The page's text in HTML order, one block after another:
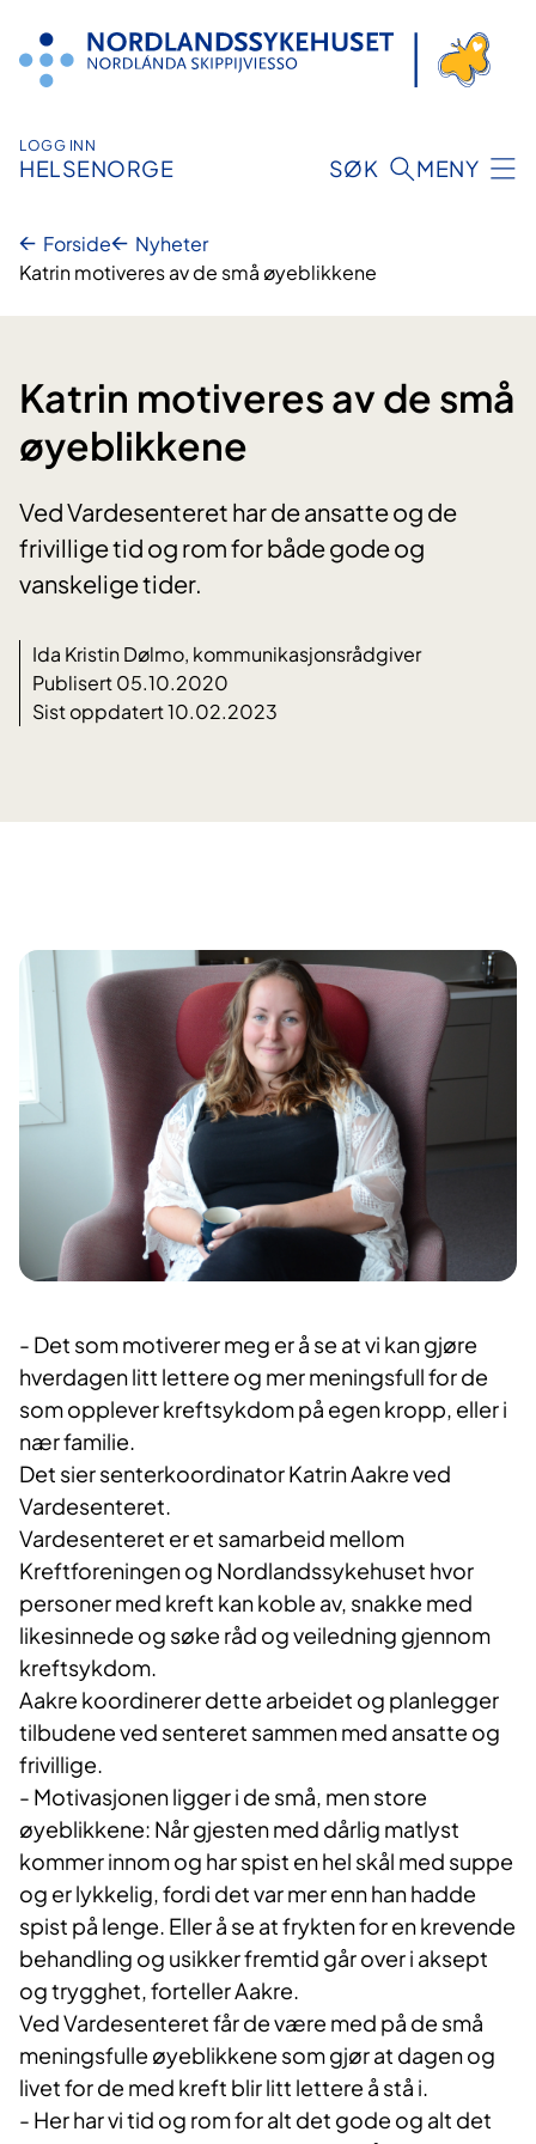
innhold
LOGG INN
HELSENORGE SØK MENY
Forside
Nyheter
Katrin motiveres av de små øyeblikkene
Katrin motiveres av de små
øyeblikkene
Ved Vardesenteret har de ansatte og de
frivillige tid og rom for både gode og
vanskelige tider.
Ida Kristin Dølmo, kommunikasjonsrådgiver
Publisert 05.10.2020
Sist oppdatert 10.02.2023
- Det som motiverer meg er å se at vi kan gjøre
hverdagen litt lettere og mer meningsfull for de
som opplever kreftsykdom på egen kropp, eller i
nær familie.
Det sier senterkoordinator Katrin Aakre ved
Vardesenteret.
Vardesenteret er et samarbeid mellom
Kreftforeningen og Nordlandssykehuset hvor
personer med kreft kan koble av, snakke med
likesinnede og søke råd og veiledning gjennom
kreftsykdom.
Aakre koordinerer dette arbeidet og planlegger
tilbudene ved senteret sammen med ansatte og
frivillige.
- Motivasjonen ligger i de små, men store
øyeblikkene: Når gjesten med dårlig matlyst
kommer innom og har spist en hel skål med suppe
og er lykkelig, fordi det var mer enn han hadde
spist på lenge. Eller å se at frykten for en krevende
behandling og usikker fremtid går over i aksept
og trygghet, forteller Aakre.
Ved Vardesenteret får de være med på de små
meningsfulle øyeblikkene som gjør at dagen og
livet for de med kreft blir litt lettere å stå i.
- Her har vi tid og rom for alt det gode og alt det